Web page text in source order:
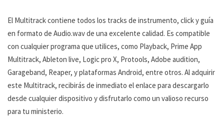
El Multitrack contiene todos los tracks de instrumento, click y guía
en formato de Audio.wav de una excelente calidad. Es compatible
con cualquier programa que utilices, como Playback, Prime App
Multitrack, Ableton live, Logic pro X, Protools, Adobe audition,
Garageband, Reaper, y plataformas Android, entre otros. Al adquirir
este Multitrack, recibirás de inmediato el enlace para descargarlo
desde cualquier dispositivo y disfrutarlo como un valioso recurso
para tu ministerio.